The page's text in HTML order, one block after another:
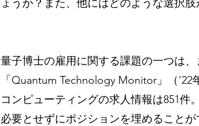
ょうか？また、他にはどのような選択
量子博士の雇用に関する課題の一つは
「Quantum Technology Monitor」（
コンピューティングの求人情報は851件
必要とせずにポジションを埋めること